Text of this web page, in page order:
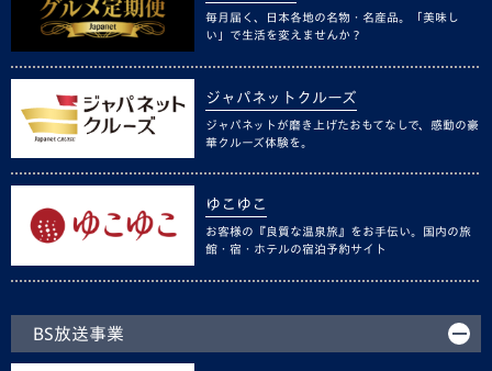
毎月届く、日本各地の名物・名産品。「美味し
い」で生活を変えませんか？
ジャパネットクルーズ
ジャパネットが磨き上げたおもてなしで、感動の豪
華クルーズ体験を。
ゆこゆこ
お客様の『良質な温泉旅』をお手伝い。国内の旅
館・宿・ホテルの宿泊予約サイト
BS放送事業